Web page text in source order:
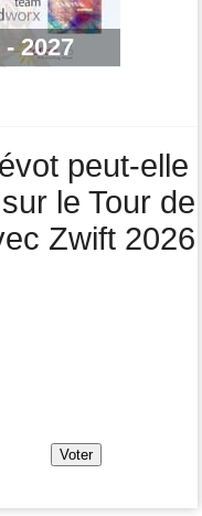
pas attaquer trop tôt"
7e étape
chute
2027
peut-elle
le Tour de
Zwift 2026